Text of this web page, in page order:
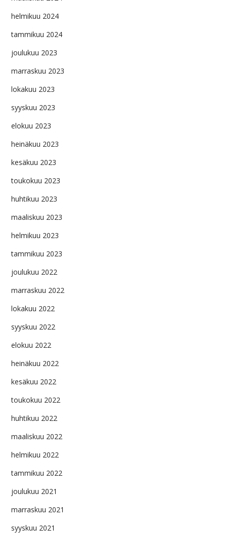
helmikuu 2024
tammikuu 2024
joulukuu 2023
marraskuu 2023
lokakuu 2023
syyskuu 2023
elokuu 2023
heinäkuu 2023
kesäkuu 2023
toukokuu 2023
huhtikuu 2023
maaliskuu 2023
helmikuu 2023
tammikuu 2023
joulukuu 2022
marraskuu 2022
lokakuu 2022
syyskuu 2022
elokuu 2022
heinäkuu 2022
kesäkuu 2022
toukokuu 2022
huhtikuu 2022
maaliskuu 2022
helmikuu 2022
tammikuu 2022
joulukuu 2021
marraskuu 2021
syyskuu 2021